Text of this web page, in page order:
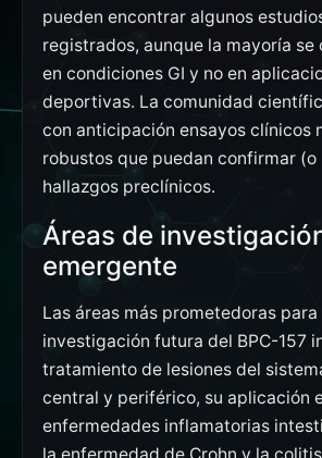
pueden encontrar algunos
registrados, aunque la mayoría se
en condiciones GI y no en
deportivas. La comunidad
con anticipación ensayos clínicos
robustos que puedan confirmar
hallazgos preclínicos.
Áreas de
emergente
Las áreas más prometedoras para
investigación futura del BPC-157
tratamiento de lesiones del
central y periférico, su aplicación
enfermedades inflamatorias